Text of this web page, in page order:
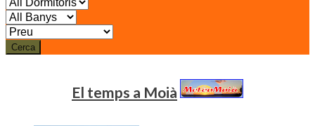
Cerca
El temps a Moià